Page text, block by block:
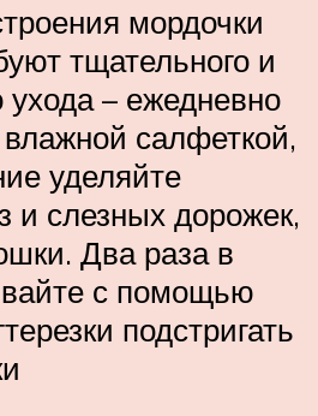
мордочки
тщательного и
ухода – ежедневно
салфеткой,
уделяйте
и слезных дорожек,
Два раза в
с помощью
подстригать